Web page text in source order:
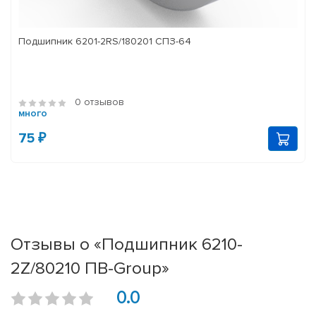
Подшипник 6201-2RS/180201 СПЗ-64
0 отзывов
много
75 ₽
Отзывы о «Подшипник 6210-
2Z/80210 ПВ-Group»
0.0